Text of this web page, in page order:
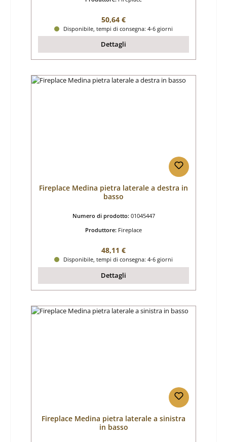
Prezzo normale:
50,64 €
Disponibile, tempi di consegna: 4-6 giorni
Dettagli
Fireplace Medina pietra laterale a destra in
basso
Numero di prodotto: 01045447
Produttore: Fireplace
Prezzo normale:
48,11 €
Disponibile, tempi di consegna: 4-6 giorni
Dettagli
Fireplace Medina pietra laterale a sinistra
in basso